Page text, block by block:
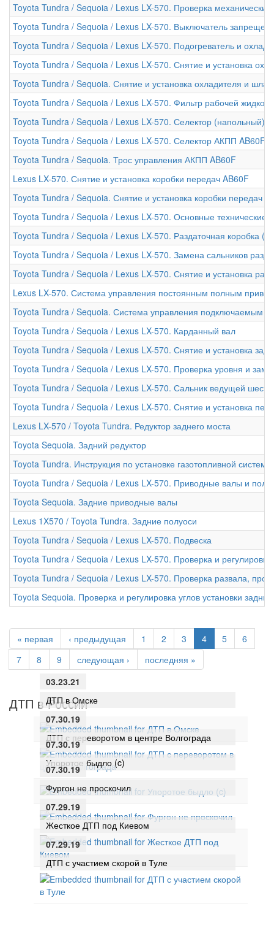
Toyota Tundra / Sequoia / Lexus LX-570. Проверка
Toyota Tundra / Sequoia / Lexus LX-570. Выключатель
Toyota Tundra / Sequoia / Lexus LX-570. Подогреватель и
Toyota Tundra / Sequoia / Lexus LX-570. Снятие и установка
Toyota Tundra / Sequoia. Снятие и установка охладителя и
Toyota Tundra / Sequoia / Lexus LX-570. Фильтр рабочей
Toyota Tundra / Sequoia / Lexus LX-570. Селектор (напольный)
Toyota Tundra / Sequoia / Lexus LX-570. Селектор АКПП AB60F
Toyota Tundra / Sequoia. Трос управления АКПП AB60F
Lexus LX-570. Снятие и установка коробки передач AB60F
Toyota Tundra / Sequoia. Снятие и установка коробки передач
Toyota Tundra / Sequoia / Lexus LX-570. Основные
Toyota Tundra / Sequoia / Lexus LX-570. Раздаточная коробка
Toyota Tundra / Sequoia / Lexus LX-570. Замена сальников
Toyota Tundra / Sequoia / Lexus LX-570. Снятие и установка
Lexus LX-570. Система управления постоянным полным
Toyota Tundra / Sequoia. Система управления подключаемым
Toyota Tundra / Sequoia / Lexus LX-570. Карданный вал
Toyota Tundra / Sequoia / Lexus LX-570. Снятие и установка
Toyota Tundra / Sequoia / Lexus LX-570. Проверка уровня и
Toyota Tundra / Sequoia / Lexus LX-570. Сальник ведущей
Toyota Tundra / Sequoia / Lexus LX-570. Снятие и установка
Lexus LX-570 / Toyota Tundra. Редуктор заднего моста
Toyota Sequoia. Задний редуктор
Toyota Tundra. Инструкция по установке газотопливной
Toyota Tundra / Sequoia / Lexus LX-570. Приводные валы и
Toyota Sequoia. Задние приводные валы
Lexus 1X570 / Toyota Tundra. Задние полуоси
Toyota Tundra / Sequoia / Lexus LX-570. Подвеска
Toyota Tundra / Sequoia / Lexus LX-570. Проверка и регулировка
Toyota Tundra / Sequoia / Lexus LX-570. Проверка развала,
Toyota Sequoia. Проверка и регулировка углов установки
« первая ‹ предыдущая 1 2 3 4 5
6
7
8 9 следующая › последняя »
ДТП в России
03.23.21
ДТП в Омске
07.30.19
ДТП с переворотом в центре Волгограда
07.30.19
Упоротое быдло (c)
07.30.19
Фургон не проскочил
07.29.19
Жесткое ДТП под Киевом
07.29.19
ДТП с участием скорой в Туле